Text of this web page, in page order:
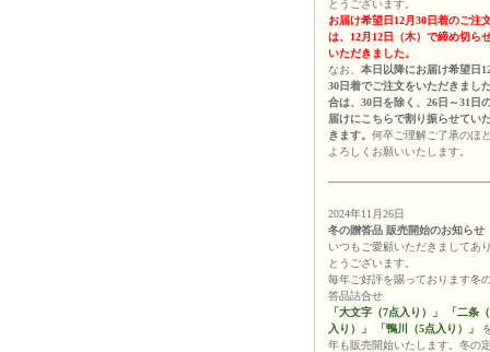
とうございます。
お届け希望日12月30日着のご注
は、12月12日（木）で締め切ら
いただきました。
なお、 本日以降にお届け希望日
30日着でご注文をいただきまし
合は、30日を除く、26日～31日
届けにこちらで割り振らせてい
きます。 何卒ご理解ご了承のほど
よろしくお願いいたします。
2024年11月26日
冬の贈答品 販売開始のお知らせ
いつもご愛顧いただきましてあ
とうございます。
毎年ご好評を賜っております冬
答品詰合せ
「大文字（7点入り）」
「二条
入り）」
「鴨川（5点入り）」
年も販売開始いたします。冬の